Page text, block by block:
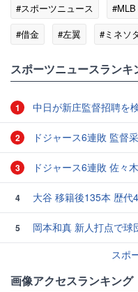
#スポーツニュース
#借金
#左翼 #ミネソ
スポーツニュースランキ
1 中日が新庄監督招聘を
2 ドジャース6連敗 監督
3 ドジャース6連敗 佐々
4 大谷 移籍後135本 歴代
5
岡本和真 新人打点で球
スポ
画像アクセスランキング